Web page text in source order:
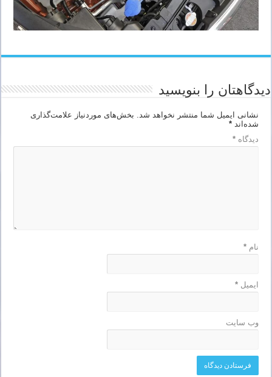
دیدگاهتان را بنویسید
نشانی ایمیل شما منتشر نخواهد شد.
بخش‌های موردنیاز علامت‌گذاری
شده‌اند*
دیدگاه*
نام*
ایمیل*
وب‌ سایت